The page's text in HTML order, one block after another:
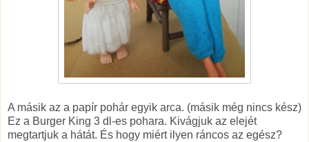
A másik az a papír pohár egyik arca. (másik még nincs kész)
Ez a Burger King 3 dl-es pohara. Kivágjuk az elejét
megtartjuk a hátát. És hogy miért ilyen ráncos az egész?